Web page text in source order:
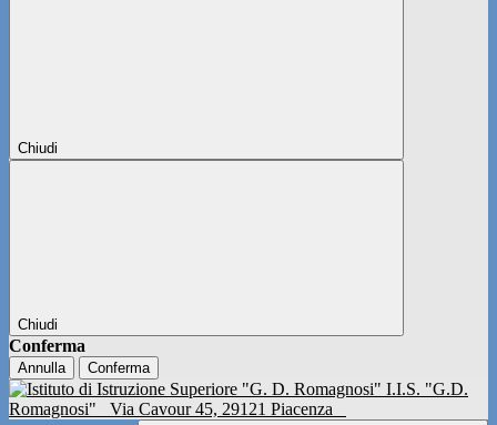
Chiudi
Chiudi
Conferma
Annulla Conferma
I.I.S. "G.D.
Romagnosi"
Via Cavour 45, 29121 Piacenza